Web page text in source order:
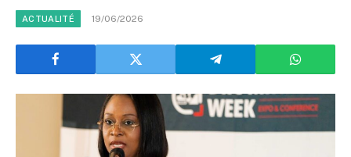
ACTUALITÉ 19/06/2026